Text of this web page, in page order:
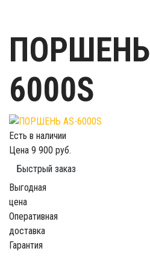
ПОРШЕНЬ
6000S
Есть в наличии
Цена 9 900 руб.
Быстрый заказ
Выгодная
цена
Оперативная
доставка
Гарантия